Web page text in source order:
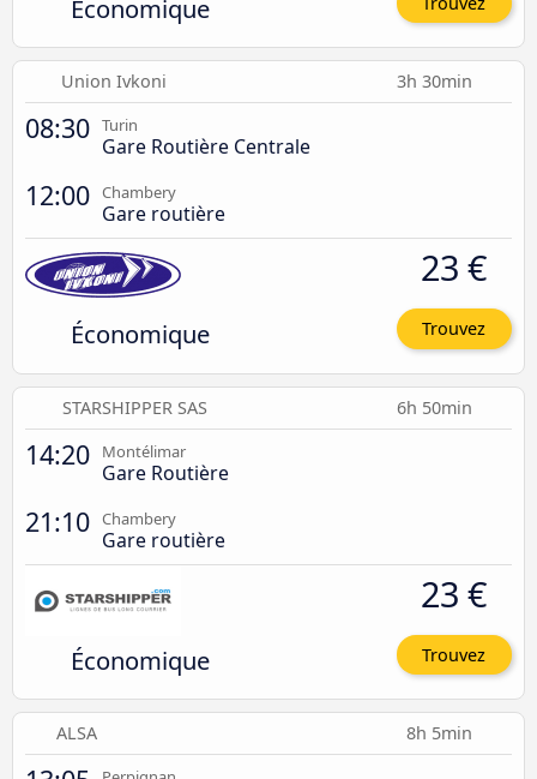
Économique
Union Ivkoni 3h 30min
08:30 Turin
Gare Routière Centrale
12:00 Chambery
Gare routière
Économique
23 €
Trouvez
STARSHIPPER SAS 6h 50min
14:20 Montélimar
Gare Routière
21:10 Chambery
Gare routière
Économique
23 €
Trouvez
ALSA 8h 5min